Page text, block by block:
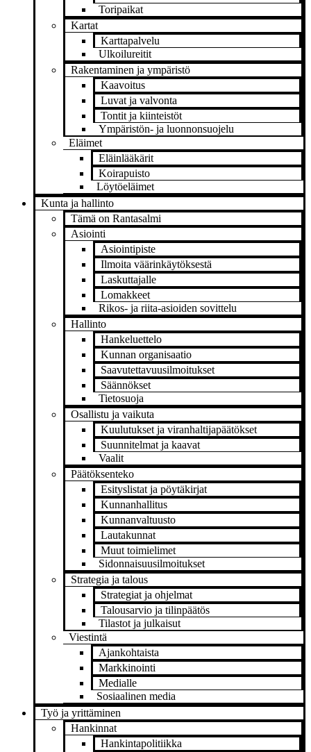
Toripaikat
Kartat
Karttapalvelu
Ulkoilureitit
Rakentaminen ja ympäristö
Kaavoitus
Luvat ja valvonta
Tontit ja kiinteistöt
Ympäristön- ja luonnonsuojelu
Eläimet
Eläinlääkärit
Koirapuisto
Löytöeläimet
Kunta ja hallinto
Tämä on Rantasalmi
Asiointi
Asiointipiste
Ilmoita väärinkäytöksestä
Laskuttajalle
Lomakkeet
Rikos- ja riita-asioiden sovittelu
Hallinto
Hankeluettelo
Kunnan organisaatio
Saavutettavuusilmoitukset
Säännökset
Tietosuoja
Osallistu ja vaikuta
Kuulutukset ja viranhaltijapäätökset
Suunnitelmat ja kaavat
Vaalit
Päätöksenteko
Esityslistat ja pöytäkirjat
Kunnanhallitus
Kunnanvaltuusto
Lautakunnat
Muut toimielimet
Sidonnaisuusilmoitukset
Strategia ja talous
Strategiat ja ohjelmat
Talousarvio ja tilinpäätös
Tilastot ja julkaisut
Viestintä
Ajankohtaista
Markkinointi
Medialle
Sosiaalinen media
Työ ja yrittäminen
Hankinnat
Hankintapolitiikka